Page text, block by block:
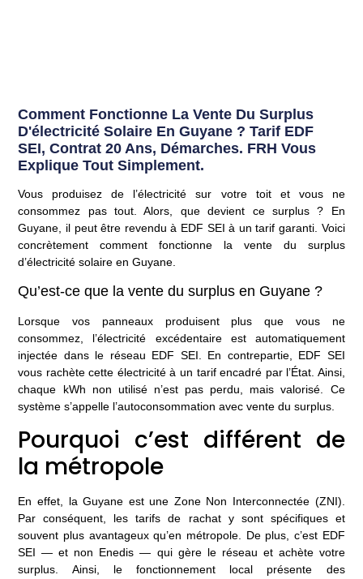
Comment Fonctionne La Vente Du Surplus
D'électricité Solaire En Guyane ? Tarif EDF
SEI, Contrat 20 Ans, Démarches. FRH Vous
Explique Tout Simplement.
Vous produisez de l’électricité sur votre toit et vous ne
consommez pas tout. Alors, que devient ce surplus ? En
Guyane, il peut être revendu à EDF SEI à un tarif garanti. Voici
concrètement comment fonctionne la vente du surplus
d’électricité solaire en Guyane.
Qu’est-ce que la vente du surplus en Guyane ?
Lorsque vos panneaux produisent plus que vous ne
consommez, l’électricité excédentaire est automatiquement
injectée dans le réseau EDF SEI. En contrepartie, EDF SEI
vous rachète cette électricité à un tarif encadré par l’État. Ainsi,
chaque kWh non utilisé n’est pas perdu, mais valorisé. Ce
système s’appelle l’autoconsommation avec vente du surplus.
Pourquoi c’est différent de
la métropole
En effet, la Guyane est une Zone Non Interconnectée (ZNI).
Par conséquent, les tarifs de rachat y sont spécifiques et
souvent plus avantageux qu’en métropole. De plus, c’est EDF
SEI — et non Enedis — qui gère le réseau et achète votre
surplus. Ainsi, le fonctionnement local présente des